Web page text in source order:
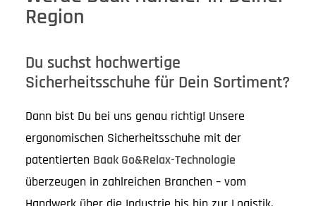
Region
Du suchst hochwertige
Sicherheitsschuhe für Dein Sortiment?
Dann bist Du bei uns genau richtig! Unsere
ergonomischen Sicherheitsschuhe mit der
patentierten Baak Go&Relax-Technologie
überzeugen in zahlreichen Branchen – vom